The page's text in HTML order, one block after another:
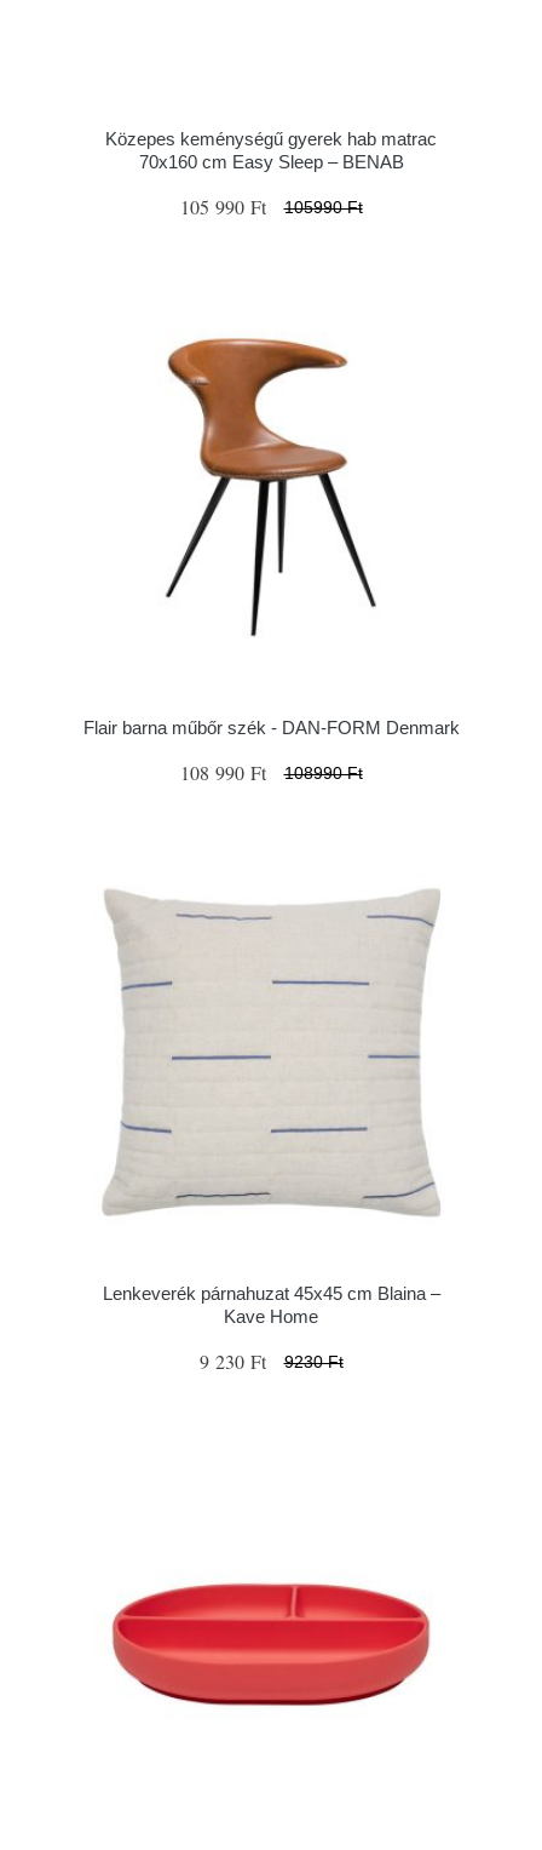
Közepes keménységű gyerek hab matrac
70x160 cm Easy Sleep – BENAB
105 990 Ft 105990 Ft
Flair barna műbőr szék - ​​​​​DAN-FORM Denmark
108 990 Ft 108990 Ft
Lenkeverék párnahuzat 45x45 cm Blaina –
Kave Home
9 230 Ft 9230 Ft